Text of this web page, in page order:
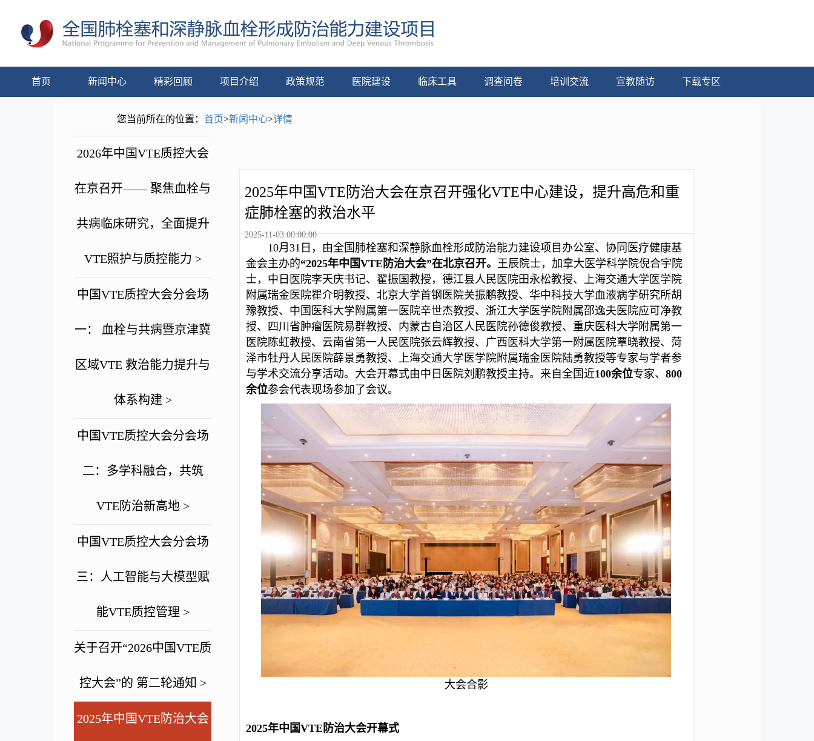
首页 新闻中心 精彩回顾 项目介绍 政策规范 医院建设 临床工具 调查问卷 培训交流 宣教随访 下载专区
您当前所在的位置： 首页>新闻中心>详情
2026年中国VTE质控大会
在京召开—— 聚焦血栓与
共病临床研究，全面提升
VTE照护与质控能力 >
中国VTE质控大会分会场
一： 血栓与共病暨京津冀
区域VTE 救治能力提升与
体系构建 >
中国VTE质控大会分会场
二：多学科融合，共筑
VTE防治新高地 >
中国VTE质控大会分会场
三：人工智能与大模型赋
能VTE质控管理 >
关于召开“2026中国VTE质
控大会”的 第二轮通知 >
2025年中国VTE防治大会
2025年中国VTE防治大会在京召开强化VTE中心建设，提升高危和重
症肺栓塞的救治水平
2025-11-03 00:00:00
10月31日，由全国肺栓塞和深静脉血栓形成防治能力建设项目办公室、协同医疗健康基
金会主办的“2025年中国VTE防治大会”在北京召开。 王辰院士，加拿大医学科学院倪合宇院
士，中日医院李天庆书记、翟振国教授，德江县人民医院田永松教授、上海交通大学医学院
附属瑞金医院瞿介明教授、北京大学首钢医院关振鹏教授、华中科技大学血液病学研究所胡
豫教授、中国医科大学附属第一医院辛世杰教授、浙江大学医学院附属邵逸夫医院应可净教
授、四川省肿瘤医院易群教授、内蒙古自治区人民医院孙德俊教授、重庆医科大学附属第一
医院陈虹教授、云南省第一人民医院张云辉教授、广西医科大学第一附属医院覃晓教授、菏
泽市牡丹人民医院薛景勇教授、上海交通大学医学院附属瑞金医院陆勇教授等专家与学者参
与学术交流分享活动。大会开幕式由中日医院刘鹏教授主持。来自全国近100余位专家、 800
余位参会代表现场参加了会议。
大会合影
2025年中国VTE防治大会开幕式